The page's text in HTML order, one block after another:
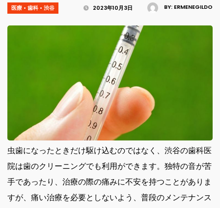
BY: ERMENEGILDO
2023年10月3日
医療 • 歯科 • 渋谷
虫歯になったときだけ駆け込むのではなく、渋谷の歯科医
院は歯のクリーニングでも利用ができます。 独特の音が苦
手であったり、治療の際の痛みに不安を持つことがありま
すが、痛い治療を必要としないよう、普段のメンテナンス